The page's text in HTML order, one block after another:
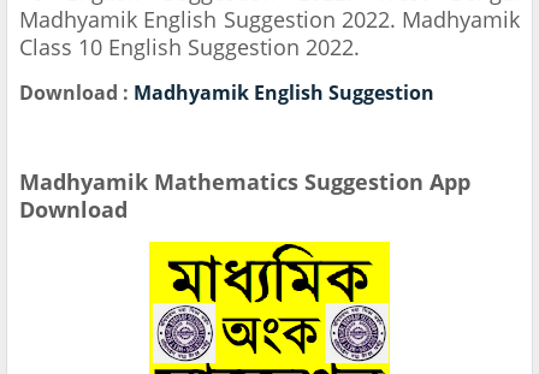
Madhyamik English Suggestion 2022. Madhyamik
Class 10 English Suggestion 2022.
Download : Madhyamik English Suggestion
Madhyamik Mathematics Suggestion App
Download